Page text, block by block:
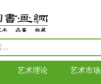
艺术理论 艺术市场